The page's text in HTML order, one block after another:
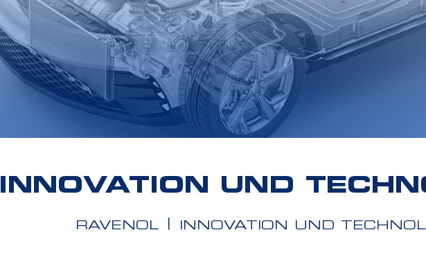
INNOVATION UND
RAVENOL INNOVATION UND